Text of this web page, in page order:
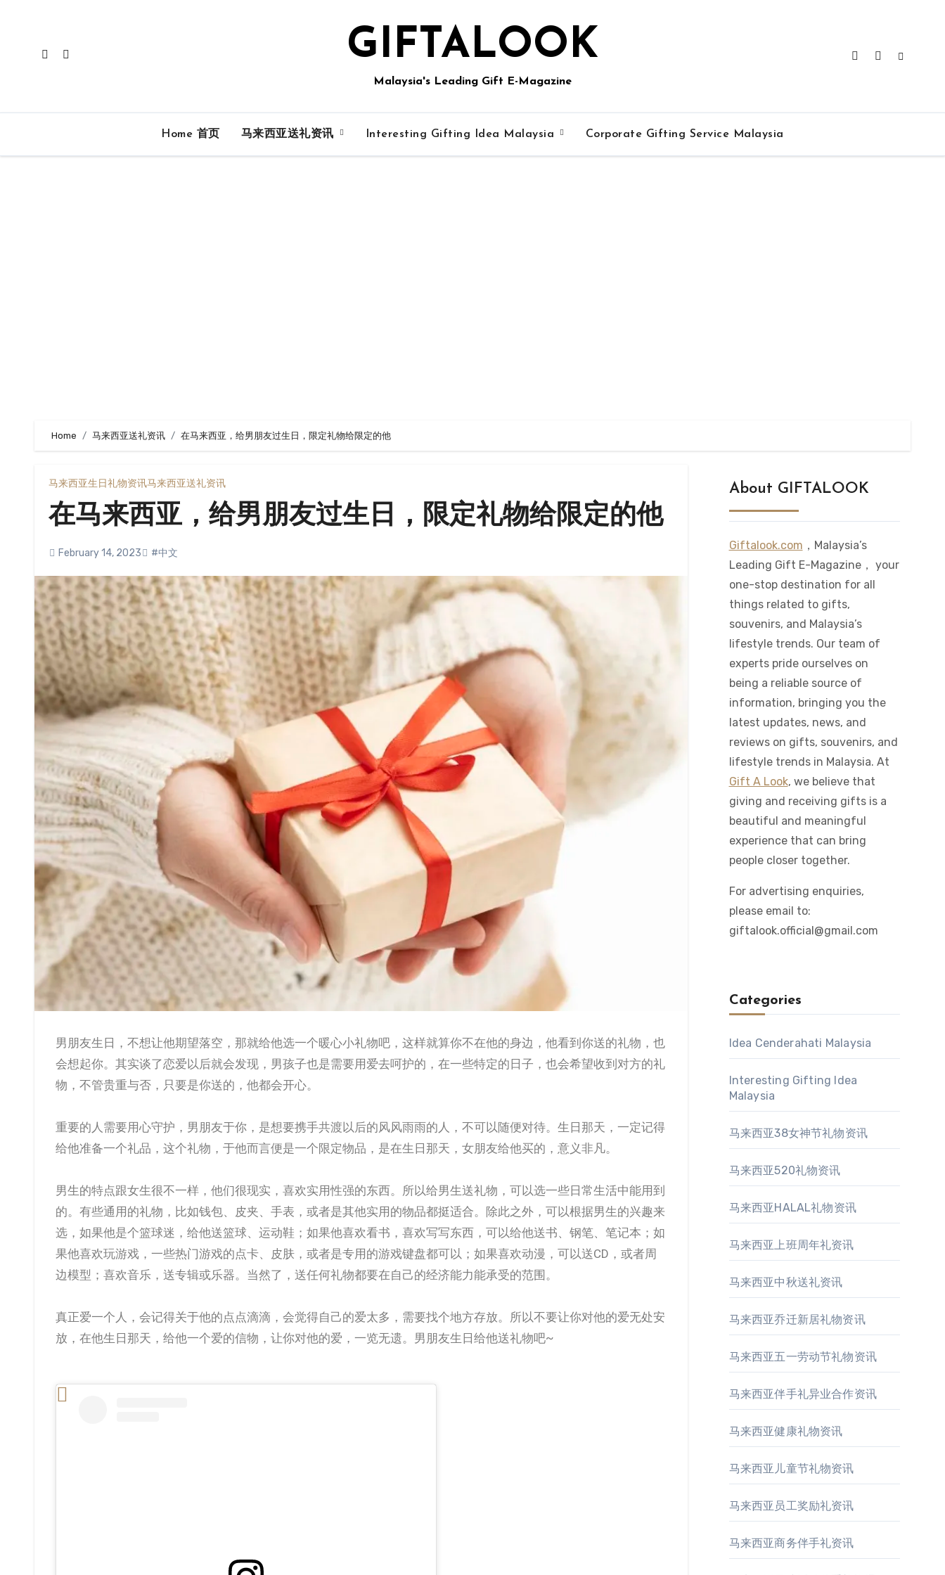
GIFTALOOK
Malaysia's Leading Gift E-Magazine
Home 首页 马来西亚送礼资讯 Interesting Gifting Idea Malaysia Corporate Gifting Service Malaysia
Home 马来西亚送礼资讯 在马来西亚，给男朋友过生日，限定礼物给限定的他
马来西亚生日礼物资讯马来西亚送礼资讯
在马来西亚，给男朋友过生日，限定礼物给限定的他
February 14, 2023 #中文
男朋友生日，不想让他期望落空，那就给他选一个暖心小礼物吧，这样就算你不在他的身边，他看到你送的礼物，也
会想起你。其实谈了恋爱以后就会发现，男孩子也是需要用爱去呵护的，在一些特定的日子，也会希望收到对方的礼
物，不管贵重与否，只要是你送的，他都会开心。
重要的人需要用心守护，男朋友于你，是想要携手共渡以后的风风雨雨的人，不可以随便对待。生日那天，一定记得
给他准备一个礼品，这个礼物，于他而言便是一个限定物品，是在生日那天，女朋友给他买的，意义非凡。
男生的特点跟女生很不一样，他们很现实，喜欢实用性强的东西。所以给男生送礼物，可以选一些日常生活中能用到
的。有些通用的礼物，比如钱包、皮夹、手表，或者是其他实用的物品都挺适合。除此之外，可以根据男生的兴趣来
选，如果他是个篮球迷，给他送篮球、运动鞋；如果他喜欢看书，喜欢写写东西，可以给他送书、钢笔、笔记本；如
果他喜欢玩游戏，一些热门游戏的点卡、皮肤，或者是专用的游戏键盘都可以；如果喜欢动漫，可以送CD，或者周
边模型；喜欢音乐，送专辑或乐器。当然了，送任何礼物都要在自己的经济能力能承受的范围。
真正爱一个人，会记得关于他的点点滴滴，会觉得自己的爱太多，需要找个地方存放。所以不要让你对他的爱无处安
放，在他生日那天，给他一个爱的信物，让你对他的爱，一览无遗。男朋友生日给他送礼物吧~
About GIFTALOOK
Giftalook.com ，Malaysia’s
Leading Gift E-Magazine， your
one-stop destination for all
things related to gifts,
souvenirs, and Malaysia’s
lifestyle trends. Our team of
experts pride ourselves on
being a reliable source of
information, bringing you the
latest updates, news, and
reviews on gifts, souvenirs, and
lifestyle trends in Malaysia. At
Gift A Look, we believe that
giving and receiving gifts is a
beautiful and meaningful
experience that can bring
people closer together.
For advertising enquiries,
please email to:
giftalook.official@gmail.com
Categories
Idea Cenderahati Malaysia
Interesting Gifting Idea
Malaysia
马来西亚38女神节礼物资讯
马来西亚520礼物资讯
马来西亚HALAL礼物资讯
马来西亚上班周年礼资讯
马来西亚中秋送礼资讯
马来西亚乔迁新居礼物资讯
马来西亚五一劳动节礼物资讯
马来西亚伴手礼异业合作资讯
马来西亚健康礼物资讯
马来西亚儿童节礼物资讯
马来西亚员工奖励礼资讯
马来西亚商务伴手礼资讯